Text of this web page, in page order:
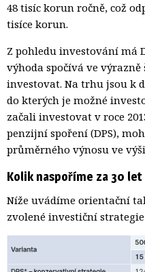
48 tisíc korun ročně, což
tisíce korun.
Z pohledu investování má
výhoda spočívá ve
investovat. Na trhu jsou k
do kterých je možné
začali investovat v roce
penzijní spoření (DPS),
průměrného výnosu ve
Kolik naspoříme za 30 let
Níže uvádíme orientační
zvolené investiční